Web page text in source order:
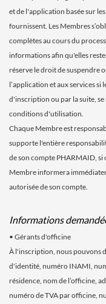
et de l'application basée sur
fournissent. Les Membres
complètes au cours du
informations afin qu'elles
réserve le droit de suspendre
l’application et aux services
d'inscription ou par la suite,
conditions d'utilisation.
Chaque Membre est
supporte l'entière
de son compte PHARMAID, si
Membre informera
autorisée de son compte.
Informations
• Gérants d'officine
À l'inscription, nous pouvons
d'identité, numéro INAMI,
résidence, nom de l’officine,
numéro de TVA par officine,